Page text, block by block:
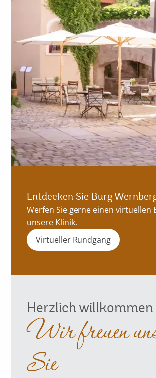
Herzlich willkommen
Wir freuen
Sie
Entdecken Sie Burg
Werfen Sie gerne einen virtuellen
unsere Klinik.
Virtueller Rundgang